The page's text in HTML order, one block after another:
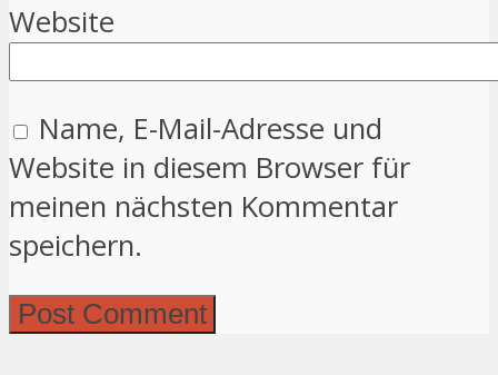
Website
Name, E-Mail-Adresse und
Website in diesem Browser für
meinen nächsten Kommentar
speichern.